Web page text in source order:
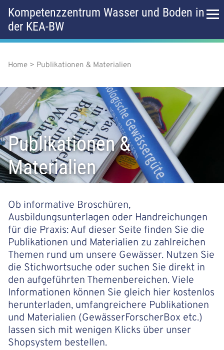
k
m
I
n
h
a
l
t
Kompetenzzentrum Wasser und Boden in
der KEA-BW
H
p
t
P
f
d
n
a
v
i
g
a
t
i
o
n
Home Publikationen & Materialien
Publikationen &
Materialien
Ob informative Broschüren,
Ausbildungsunterlagen oder Handreichungen
für die Praxis: Auf dieser Seite finden Sie die
Publikationen und Materialien zu zahlreichen
Themen rund um unsere Gewässer. Nutzen Sie
die Stichwortsuche oder suchen Sie direkt in
den aufgeführten Themenbereichen. Viele
Informationen können Sie gleich hier kostenlos
herunterladen, umfangreichere Publikationen
und Materialien (GewässerForscherBox etc.)
lassen sich mit wenigen Klicks über unser
Shopsystem bestellen.